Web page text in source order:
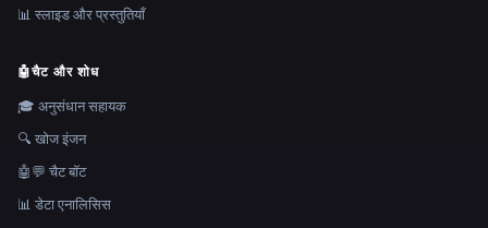
📊 स्लाइड और प्रस्तुतियाँ
🤖चैट और शोध
🎓 अनुसंधान सहायक
🔍 खोज इंजन
🤖💬 चैट बॉट
📊 डेटा एनालिसिस